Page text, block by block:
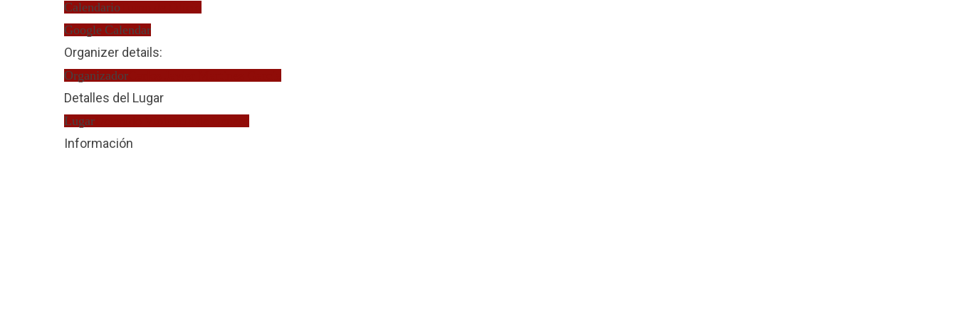
Calendario
Google Calendar
Organizer details:
Organizador
Detalles del Lugar
Lugar
Información